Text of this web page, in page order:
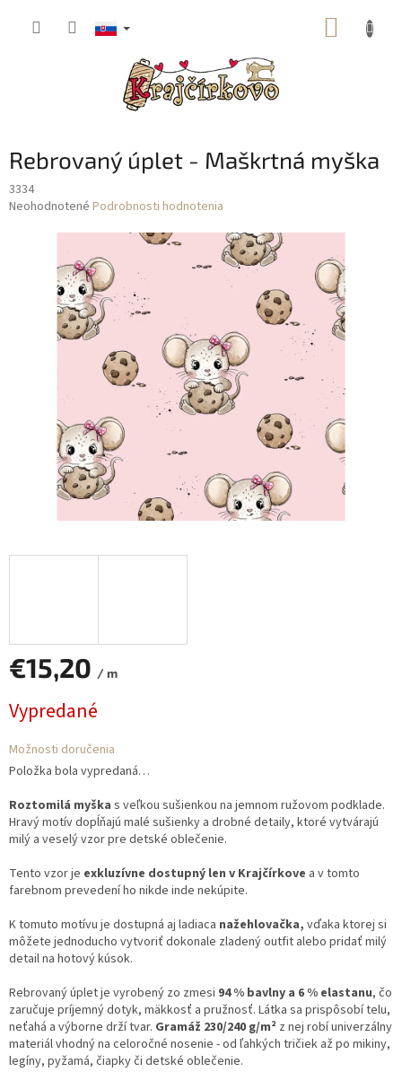
Rebrovaný úplet - Maškrtná myška
3334
Priemerné
hviezdičiek.
Neohodnotené Podrobnosti hodnotenia
€15,20 / m
cena:
Vypredané
Možnosti doručenia
Položka bola vypredaná…
Roztomilá myška s veľkou sušienkou na jemnom ružovom podklade.
Hravý motív dopĺňajú malé sušienky a drobné detaily, ktoré vytvárajú
milý a veselý vzor pre detské oblečenie.
Tento vzor je exkluzívne dostupný len v Krajčírkove a v tomto
farebnom prevedení ho nikde inde nekúpite.
K tomuto motívu je dostupná aj ladiaca nažehlovačka, vďaka ktorej si
môžete jednoducho vytvoriť dokonale zladený outfit alebo pridať milý
detail na hotový kúsok.
Rebrovaný úplet je vyrobený zo zmesi 94 % bavlny a 6 % elastanu, čo
zaručuje príjemný dotyk, mäkkosť a pružnosť. Látka sa prispôsobí telu,
neťahá a výborne drží tvar. Gramáž 230/240 g/m² z nej robí univerzálny
materiál vhodný na celoročné nosenie - od ľahkých tričiek až po mikiny,
legíny, pyžamá, čiapky či detské oblečenie.